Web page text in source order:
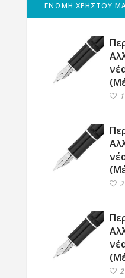
ΓΝΩΜΗ ΧΡΗΣΤΟΥ
1
2
2